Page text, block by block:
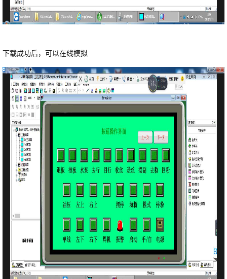
下载成功后，可以在线模拟